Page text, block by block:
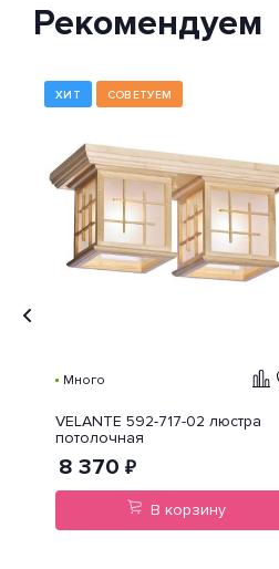
Рекомендуем
ХИТ СОВЕТУЕМ
Много
VELANTE 592-717-02 люстра
потолочная
8 370 ₽
В корзину